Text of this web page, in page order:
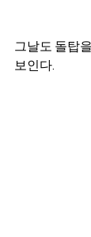
그날도 돌탑
보인다.